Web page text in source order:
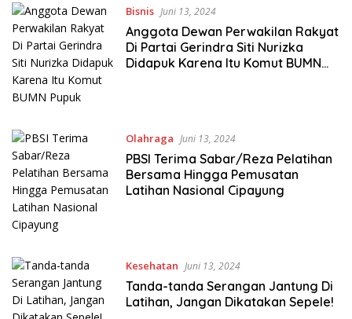
Bisnis Juni 13, 2024
Anggota Dewan Perwakilan Rakyat
Di Partai Gerindra Siti Nurizka
Didapuk Karena Itu Komut BUMN
Olahraga Juni 13, 2024
PBSI Terima Sabar/Reza Pelatihan
Bersama Hingga Pemusatan
Latihan Nasional Cipayung
Kesehatan Juni 13, 2024
Tanda-tanda Serangan Jantung Di
Latihan, Jangan Dikatakan Sepele!